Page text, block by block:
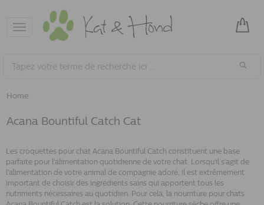
Toggle
navigation
Home
Acana Bountiful Catch Cat
Les croquettes pour chat Acana Bountiful Catch constituent une base
parfaite pour l'alimentation quotidienne de votre chat. Lorsqu'il s'agit de
l'alimentation de votre animal de compagnie adoré, il est extrêmement
important de choisir des ingrédients sains qui apportent tous les
nutriments nécessaires au quotidien. Pour cela, la nourriture pour chats